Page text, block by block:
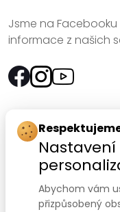
Jsme na
informace z našich
Rychlý kontakt:
SANOMED, spol. s r.o.
Palackého třída
612 00 Brno-Královo
Abychom vám
přizpůsobený